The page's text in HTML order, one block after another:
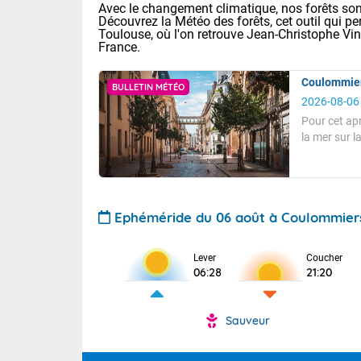
Pour la
Cette
Tendance
Avec le changement climatique, nos forêts
Découvrez la Météo des forêts, cet outil qui
Toulouse, où l'on retrouve Jean-Christophe
France.
BULLETIN MÉTÉO
2026-08-
Pour cet
la mer sur
A 13 heures,
Le soleil
Les
Ephéméride du 06 août à
Lever
06:28
Coucher
21:20
Sauveur
Voici les
: 18/23
Lille : 19/24
Risque
orange
Sur le Sud-